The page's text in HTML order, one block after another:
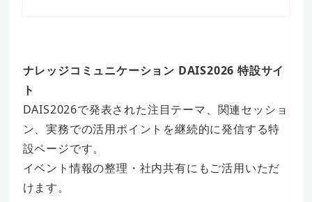
ナレッジコミュニケーション DAIS2026 特設サイ
ト
DAIS2026で発表された注目テーマ、関連セッショ
ン、実務での活用ポイントを継続的に発信する特
設ページです。
イベント情報の整理・社内共有にもご活用いただ
けます。